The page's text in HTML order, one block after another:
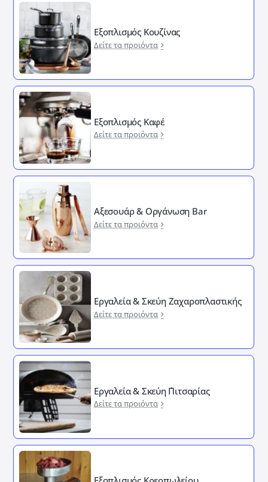
Εξοπλισμός Κουζίνας
Δείτε τα προιόντα
Εξοπλισμός Καφέ
Δείτε τα προιόντα
Αξεσουάρ & Οργάνωση Bar
Δείτε τα προιόντα
Εργαλεία & Σκεύη Ζαχαροπλαστικής
Δείτε τα προιόντα
Εργαλεία & Σκεύη ΄Πιτσαρίας
Δείτε τα προιόντα